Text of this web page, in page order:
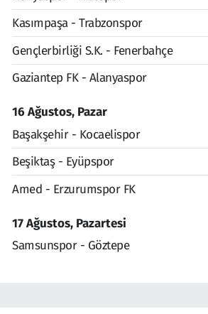
Kasımpaşa - Trabzonspor
Gençlerbirliği S.K. - Fenerbahçe
Gaziantep FK - Alanyaspor
16 Ağustos, Pazar
Başakşehir - Kocaelispor
Beşiktaş - Eyüpspor
Amed - Erzurumspor FK
17 Ağustos, Pazartesi
Samsunspor - Göztepe